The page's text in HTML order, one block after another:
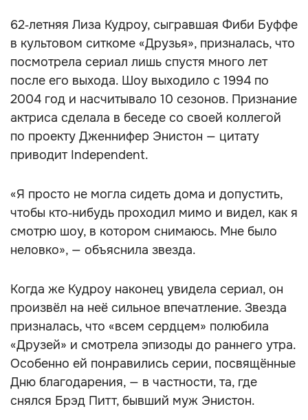
62‑летняя Лиза Кудроу, сыгравшая Фиби Буффе
в культовом ситкоме «Друзья», призналась, что
посмотрела сериал лишь спустя много лет
после его выхода. Шоу выходило с 1994 по
2004 год и насчитывало 10 сезонов. Признание
актриса сделала в беседе со своей коллегой
по проекту Дженнифер Энистон — цитату
приводит Independent.
«Я просто не могла сидеть дома и допустить,
чтобы кто‑нибудь проходил мимо и видел, как я
смотрю шоу, в котором снимаюсь. Мне было
неловко», — объяснила звезда.
Когда же Кудроу наконец увидела сериал, он
произвёл на неё сильное впечатление. Звезда
призналась, что «всем сердцем» полюбила
«Друзей» и смотрела эпизоды до раннего утра.
Особенно ей понравились серии, посвящённые
Дню благодарения, — в частности, та, где
снялся Брэд Питт, бывший муж Энистон.